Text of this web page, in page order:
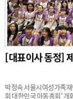
[대표이사 동정]
박정숙 서울시여성가족
회 대한민국 아동총회'